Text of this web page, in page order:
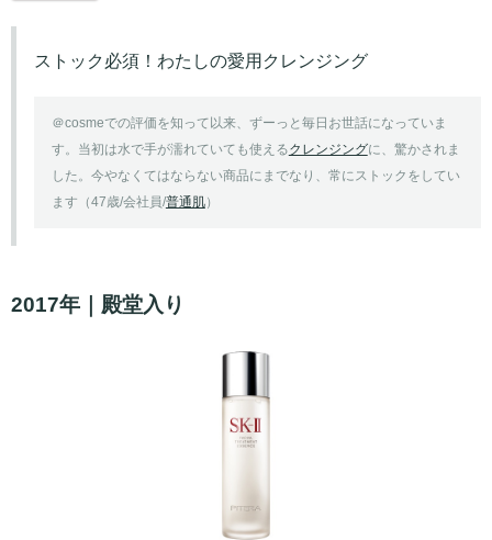
ストック必須！わたしの愛用クレンジング
＠cosmeでの評価を知って以来、ずーっと毎日お世話になっていま
す。当初は水で手が濡れていても使えるクレンジングに、驚かされま
した。今やなくてはならない商品にまでなり、常にストックをしてい
ます（47歳/会社員/普通肌）
2017年｜殿堂入り